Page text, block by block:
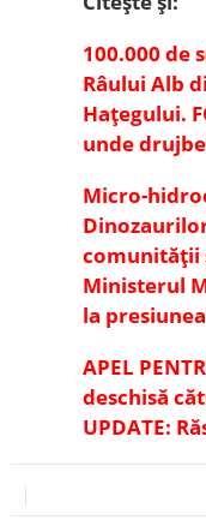
100.000 de
Râului Alb
Hațegului.
unde
Micro-
comunității
Ministerul
la
APEL
deschisă
UPDATE: